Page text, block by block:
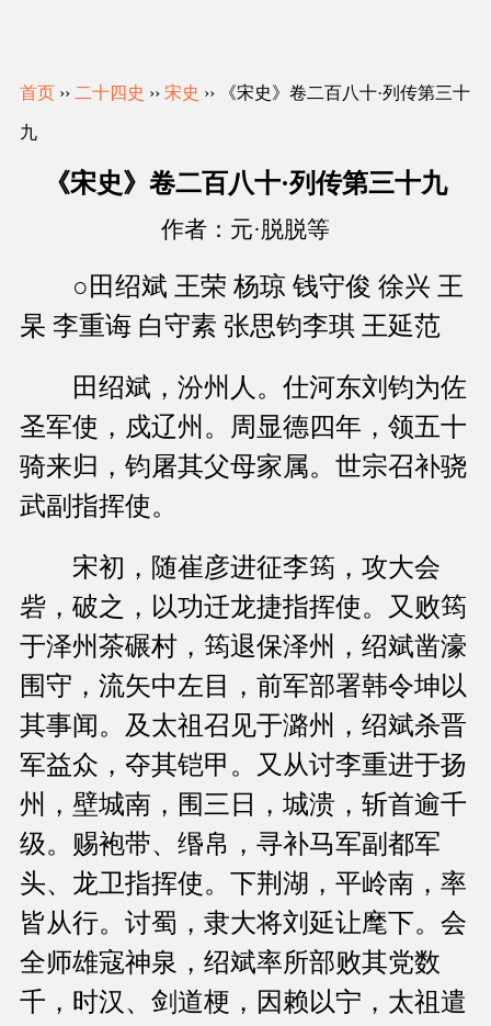
首页 ›› 二十四史 ›› 宋史 ›› 《宋史》卷二百八十·列传第三十
九
《宋史》卷二百八十·列传第三十九
作者：元·脱脱等
○田绍斌 王荣 杨琼 钱守俊 徐兴 王
杲 李重诲 白守素 张思钧李琪 王延范
田绍斌，汾州人。仕河东刘钧为佐
圣军使，戍辽州。周显德四年，领五十
骑来归，钧屠其父母家属。世宗召补骁
武副指挥使。
宋初，随崔彦进征李筠，攻大会
砦，破之，以功迁龙捷指挥使。又败筠
于泽州茶碾村，筠退保泽州，绍斌凿濠
围守，流矢中左目，前军部署韩令坤以
其事闻。及太祖召见于潞州，绍斌杀晋
军益众，夺其铠甲。又从讨李重进于扬
州，壁城南，围三日，城溃，斩首逾千
级。赐袍带、缗帛，寻补马军副都军
头、龙卫指挥使。下荆湖，平岭南，率
皆从行。讨蜀，隶大将刘延让麾下。会
全师雄寇神泉，绍斌率所部败其党数
千，时汉、剑道梗，因赖以宁，太祖遣